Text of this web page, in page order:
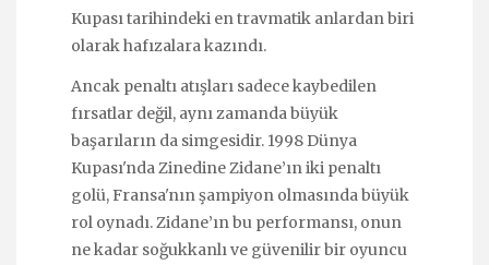
Kupası tarihindeki en travmatik anlardan biri
olarak hafızalara kazındı.
Ancak penaltı atışları sadece kaybedilen
fırsatlar değil, aynı zamanda büyük
başarıların da simgesidir. 1998 Dünya
Kupası'nda Zinedine Zidane’ın iki penaltı
golü, Fransa'nın şampiyon olmasında büyük
rol oynadı. Zidane’ın bu performansı, onun
ne kadar soğukkanlı ve güvenilir bir oyuncu